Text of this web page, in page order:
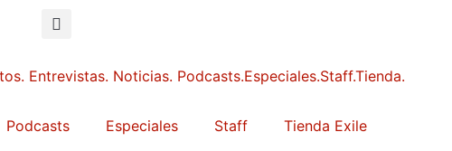
Podcasts Especiales Staff Tienda Exile